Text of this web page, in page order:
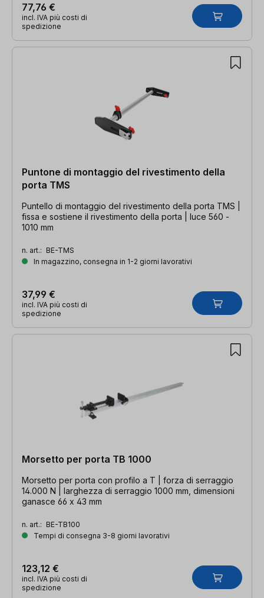
77,76 €
incl. IVA più costi di
spedizione
Puntone di montaggio del rivestimento della
porta TMS
Puntello di montaggio del rivestimento della porta TMS |
fissa e sostiene il rivestimento della porta | luce 560 -
1010 mm
n. art.: BE-TMS
In magazzino, consegna in 1-2 giorni lavorativi
37,99 €
incl. IVA più costi di
spedizione
Morsetto per porta TB 1000
Morsetto per porta con profilo a T | forza di serraggio
14.000 N | larghezza di serraggio 1000 mm, dimensioni
ganasce 66 x 43 mm
n. art.: BE-TB100
Tempi di consegna 3-8 giorni lavorativi
123,12 €
incl. IVA più costi di
spedizione